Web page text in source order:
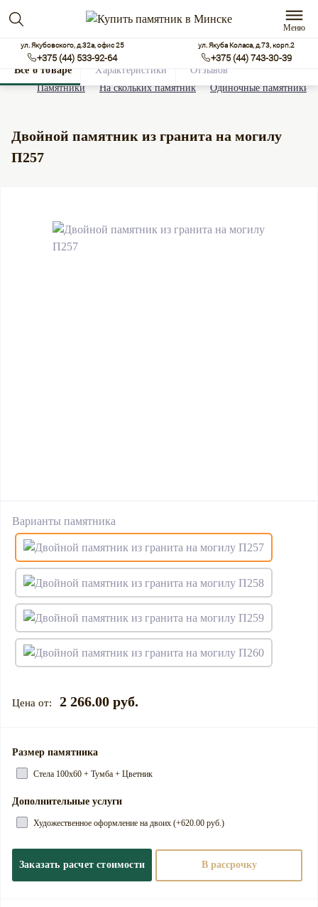
Меню
ул. Якубовского, д.32а, офис 25
+375 (44) 533-92-64
ул. Якуба Коласа, д.73, корп.2
+375 (44) 743-30-39
Памятники На скольких памятник Одиночные памятники
Двойной памятник из гранита на могилу
П257
Все о товаре Характеристики Отзывов
Варианты памятника
2 266.00 руб.
Размер памятника
Стела 100х60 + Тумба + Цветник
Дополнительные услуги
Художественное оформление на двоих (+620.00 руб.)
Заказать расчет стоимости В рассрочку